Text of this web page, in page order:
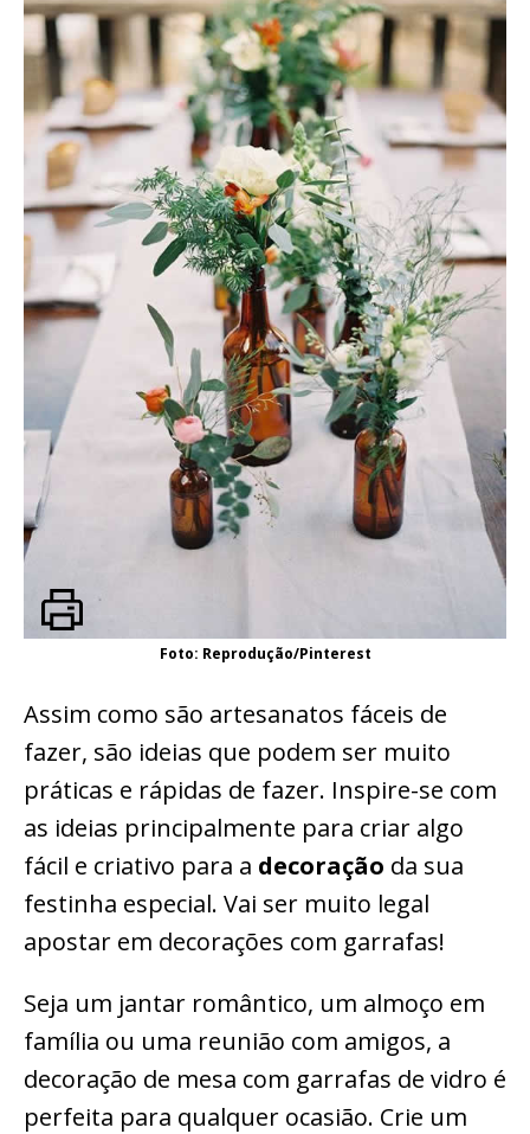
Foto: Reprodução/Pinterest
Assim como são artesanatos fáceis de
fazer, são ideias que podem ser muito
práticas e rápidas de fazer. Inspire-se com
as ideias principalmente para criar algo
fácil e criativo para a decoração da sua
festinha especial. Vai ser muito legal
apostar em decorações com garrafas!
Seja um jantar romântico, um almoço em
família ou uma reunião com amigos, a
decoração de mesa com garrafas de vidro é
perfeita para qualquer ocasião. Crie um